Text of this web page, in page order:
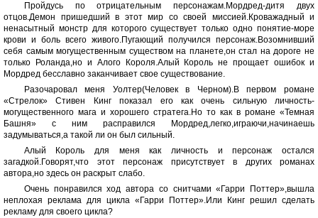
Пройдусь по отрицательным персонажам.Мордред-дитя двух
отцов.Демон пришедший в этот мир со своей миссией.Кроважадный и
ненасытный монстр для которого существует только одно понятие-море
крови и боль всего живого.Пугающий получился персонаж.Возомнивший
себя самым могущественным существом на планете,он стал на дороге не
только Роланда,но и Алого Короля.Алый Король не прощает ошибок и
Мордред бесславно заканчивает свое существование.
Разочаровал меня Уолтер(Человек в Черном).В первом романе
«Стрелок» Стивен Кинг показал его как очень сильную личность-
могущественного мага и хорошего стратега.Но то как в романе «Темная
Башня» с ним расправился Мордред,легко,играючи,начинаешь
задумываться,а такой ли он был сильный.
Алый Король для меня как личность и персонаж остался
загадкой.Говорят,что этот персонаж присутствует в других романах
автора,но здесь он раскрыт слабо.
Очень понравился ход автора со снитчами «Гарри Поттер»,вышла
неплохая реклама для цикла «Гарри Поттер».Или Кинг решил сделать
рекламу для своего цикла?